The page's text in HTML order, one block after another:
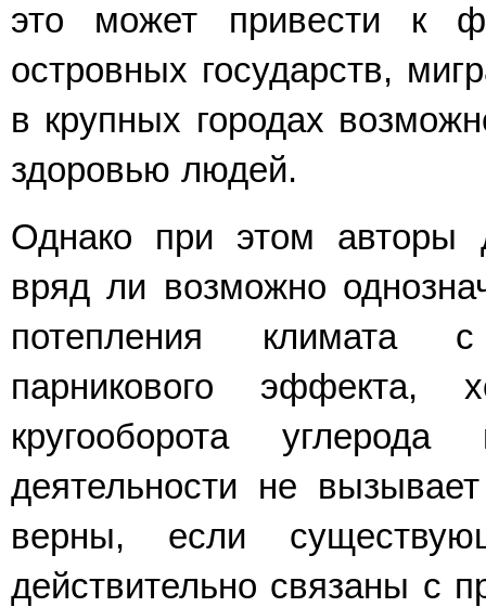
это может привести к
островных государств,
в крупных городах
здоровью людей.
Однако при этом авторы
вряд ли возможно
потепления климата
парникового эффекта,
кругооборота
деятельности не
верны, если
действительно связаны с